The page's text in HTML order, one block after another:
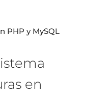
PHP y MySQL
en